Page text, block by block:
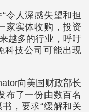
令人深感失望和担
家实体收购，投资
越多的行业，呼吁
科技公司可能出现
向美国财政部长
布了一份由数百名
，要求“缓解和关